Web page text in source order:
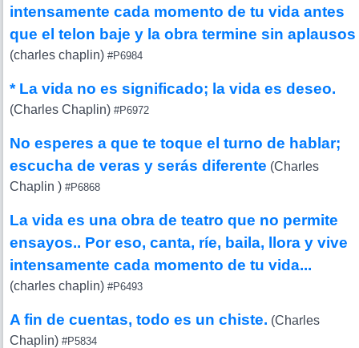
intensamente cada momento de tu vida antes
que el telon baje y la obra termine sin aplausos
(charles chaplin) #P6984
* La vida no es significado; la vida es deseo.
(Charles Chaplin) #P6972
No esperes a que te toque el turno de hablar;
escucha de veras y serás diferente (Charles
Chaplin ) #P6868
La vida es una obra de teatro que no permite
ensayos.. Por eso, canta, ríe, baila, llora y vive
intensamente cada momento de tu vida...
(charles chaplin) #P6493
A fin de cuentas, todo es un chiste. (Charles
Chaplin) #P5834